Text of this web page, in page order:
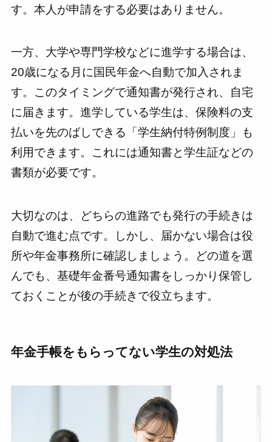
す。本人が申請をする必要はありません。
一方、大学や専門学校などに進学する場合は、
20歳になる月に国民年金へ自動で加入されま
す。このタイミングで通知書が発行され、自宅
に届きます。進学している学生は、保険料の支
払いを先のばしできる「学生納付特例制度」も
利用できます。これには通知書と学生証などの
書類が必要です。
大切なのは、どちらの進路でも発行の手続きは
自動で進む点です。しかし、届かない場合は役
所や年金事務所に確認しましょう。どの道を選
んでも、基礎年金番号通知書をしっかり保管し
ておくことが後の手続きで役立ちます。
年金手帳をもらってない学生の対処法